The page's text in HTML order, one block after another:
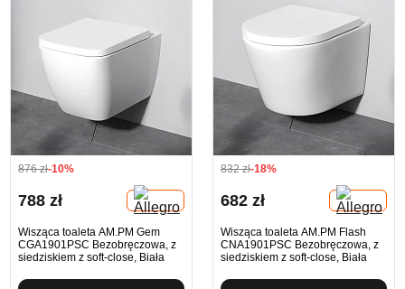
876 zł-10%
788 zł
Wisząca toaleta AM.PM Gem
CGA1901PSC Bezobręczowa, z
siedziskiem z soft-close, Biała
832 zł-18%
682 zł
Wisząca toaleta AM.PM Flash
CNA1901PSC Bezobręczowa, z
siedziskiem z soft-close, Biała